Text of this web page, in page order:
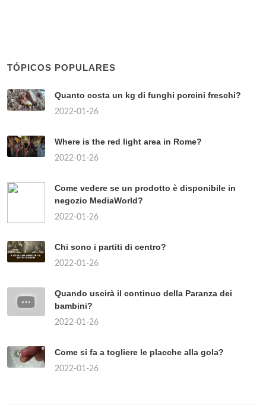
TÓPICOS POPULARES
Quanto costa un kg di funghi porcini freschi?
2022-01-26
Where is the red light area in Rome?
2022-01-26
Come vedere se un prodotto è disponibile in
negozio MediaWorld?
2022-01-26
Chi sono i partiti di centro?
2022-01-26
Quando uscirà il continuo della Paranza dei
bambini?
2022-01-26
Come si fa a togliere le placche alla gola?
2022-01-26